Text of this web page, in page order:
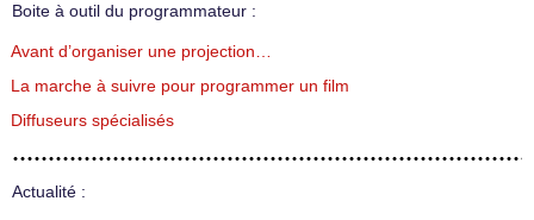
Boite à outil du programmateur :
Avant d’organiser une projection…
La marche à suivre pour programmer un film
Diffuseurs spécialisés
Actualité :